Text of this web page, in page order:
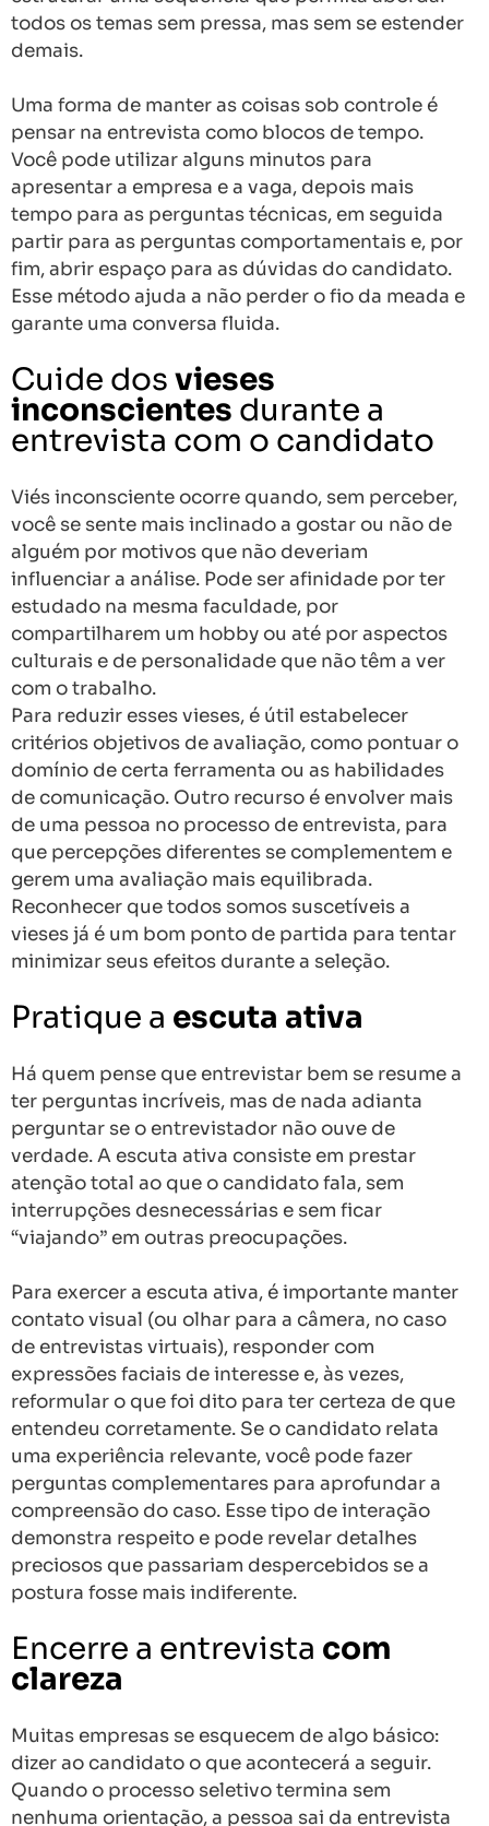
todos os temas sem pressa, mas sem se estender
demais.
Uma forma de manter as coisas sob controle é
pensar na entrevista como blocos de tempo.
Você pode utilizar alguns minutos para
apresentar a empresa e a vaga, depois mais
tempo para as perguntas técnicas, em seguida
partir para as perguntas comportamentais e, por
fim, abrir espaço para as dúvidas do candidato.
Esse método ajuda a não perder o fio da meada e
garante uma conversa fluida.
Cuide dos vieses
inconscientes durante a
entrevista com o candidato
Viés inconsciente ocorre quando, sem perceber,
você se sente mais inclinado a gostar ou não de
alguém por motivos que não deveriam
influenciar a análise. Pode ser afinidade por ter
estudado na mesma faculdade, por
compartilharem um hobby ou até por aspectos
culturais e de personalidade que não têm a ver
com o trabalho.
Para reduzir esses vieses, é útil estabelecer
critérios objetivos de avaliação, como pontuar o
domínio de certa ferramenta ou as habilidades
de comunicação. Outro recurso é envolver mais
de uma pessoa no processo de entrevista, para
que percepções diferentes se complementem e
gerem uma avaliação mais equilibrada.
Reconhecer que todos somos suscetíveis a
vieses já é um bom ponto de partida para tentar
minimizar seus efeitos durante a seleção.
Pratique a escuta ativa
Há quem pense que entrevistar bem se resume a
ter perguntas incríveis, mas de nada adianta
perguntar se o entrevistador não ouve de
verdade. A escuta ativa consiste em prestar
atenção total ao que o candidato fala, sem
interrupções desnecessárias e sem ficar
“viajando” em outras preocupações.
Para exercer a escuta ativa, é importante manter
contato visual (ou olhar para a câmera, no caso
de entrevistas virtuais), responder com
expressões faciais de interesse e, às vezes,
reformular o que foi dito para ter certeza de que
entendeu corretamente. Se o candidato relata
uma experiência relevante, você pode fazer
perguntas complementares para aprofundar a
compreensão do caso. Esse tipo de interação
demonstra respeito e pode revelar detalhes
preciosos que passariam despercebidos se a
postura fosse mais indiferente.
Encerre a entrevista com
clareza
Muitas empresas se esquecem de algo básico:
dizer ao candidato o que acontecerá a seguir.
Quando o processo seletivo termina sem
nenhuma orientação, a pessoa sai da entrevista